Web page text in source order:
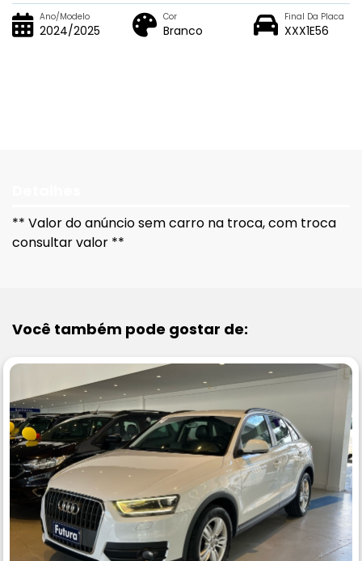
Ano/Modelo
2024/2025
Cor
Branco
Final Da Placa
XXX1E56
** Valor do anúncio sem carro na troca, com troca
consultar valor **
Você também pode gostar de: